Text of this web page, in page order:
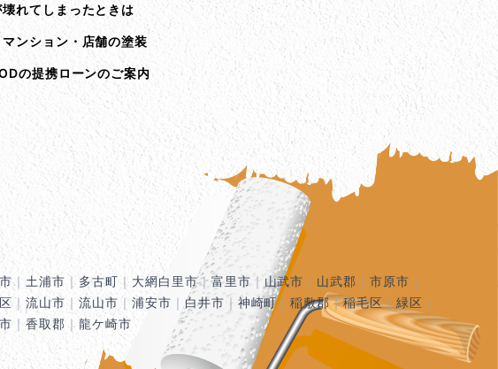
れてしまったときは
ンション・店舗の塗装
の提携ローンのご案内
｜ 土浦市 ｜ 多古町 ｜ 大網白里市｜富里市 ｜ 山武市 ｜ 山武郡 ｜市原市 ｜
｜流山市 ｜流山市 ｜浦安市 ｜ 白井市 ｜ 神崎町｜稲敷郡｜稲毛区｜緑区 ｜
｜香取郡 ｜ 龍ケ崎市